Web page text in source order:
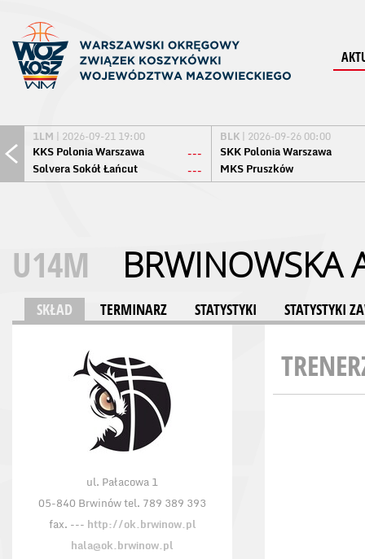
1LM | 2026-09-21 19:00
KKS Polonia Warszawa
---
Solvera Sokół Łańcut
---
BLK | 2026-09-26 00:00
SKK Polonia Warszawa
MKS Pruszków
U14M BRWINOWSKA
SKŁAD TERMINARZ STATYSTYKI STATYSTYKI
ul. Pałacowa 1
05-840 Brwinów tel. 789 389 393
fax. --- http://ok.brwinow.pl
hala@ok.brwinow.pl